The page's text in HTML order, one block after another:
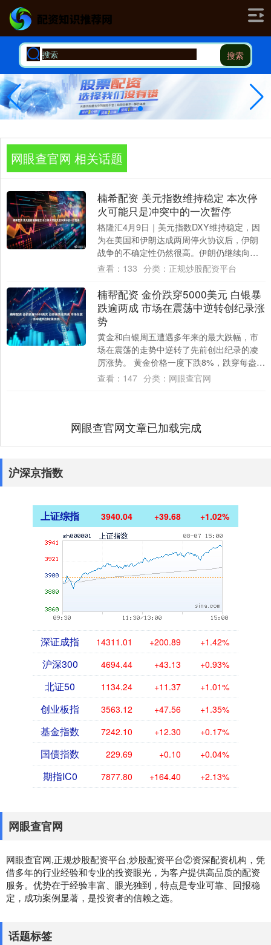
搜索
网眼查官网 相关话题
楠希配资 美元指数维持稳定 本次停
火可能只是冲突中的一次暂停
格隆汇4月9日｜美元指数DXY维持稳定，因
为在美国和伊朗达成两周停火协议后，伊朗
战争的不确定性仍然很高。伊朗仍继续向波
斯湾的阿拉伯国家发射导弹和无人机，以色
查看： 133 分类： 正规炒股配资平台
楠帮配资 金价跌穿5000美元 白银暴
跌逾两成 市场在震荡中逆转创纪录涨
势
黄金和白银周五遭遇多年来的最大跌幅，市
场在震荡的走势中逆转了先前创出纪录的凌
厉涨势。 黄金价格一度下跌8%，跌穿每盎司
5000美元；白银大跌超过20%，创出20....
查看： 147 分类： 网眼查官网
网眼查官网文章已加载完成
沪深京指数
上证综指 3940.04 +39.68 +1.02%
深证成指 14311.01 +200.89 +1.42%
沪深300 4694.44 +43.13 +0.93%
北证50 1134.24 +11.37 +1.01%
创业板指 3563.12 +47.56 +1.35%
基金指数 7242.10 +12.30 +0.17%
国债指数 229.69 +0.10 +0.04%
期指IC0 7877.80 +164.40 +2.13%
网眼查官网
网眼查官网,正规炒股配资平台,炒股配资平台②资深配资机构，凭
借多年的行业经验和专业的投资眼光，为客户提供高品质的配资
服务。优势在于经验丰富、眼光独到，特点是专业可靠、回报稳
定，成功案例显著，是投资者的信赖之选。
话题标签